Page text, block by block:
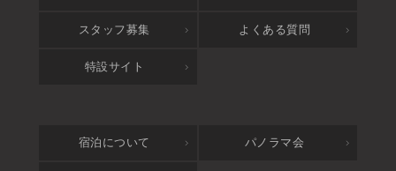
スタッフ募集 よくある質問
特設サイト
宿泊について パノラマ会